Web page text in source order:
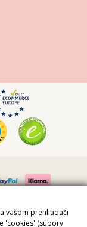
vašom prehliadači
'cookies' (súbory